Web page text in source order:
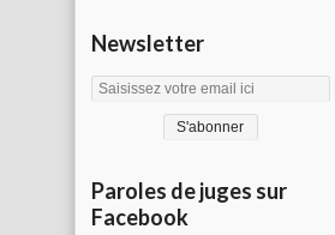
Newsletter
Paroles de juges sur
Facebook